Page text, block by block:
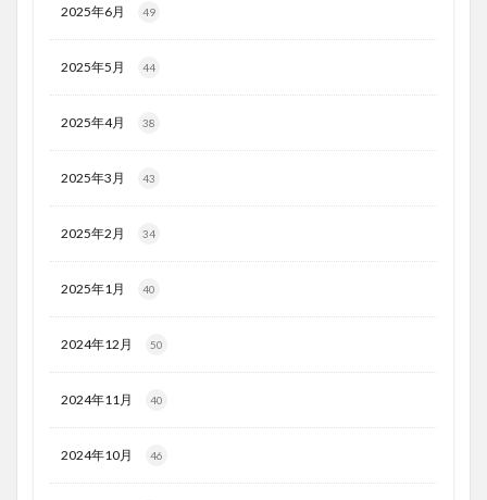
2025年6月 49
2025年5月 44
2025年4月 38
2025年3月 43
2025年2月 34
2025年1月 40
2024年12月 50
2024年11月 40
2024年10月 46